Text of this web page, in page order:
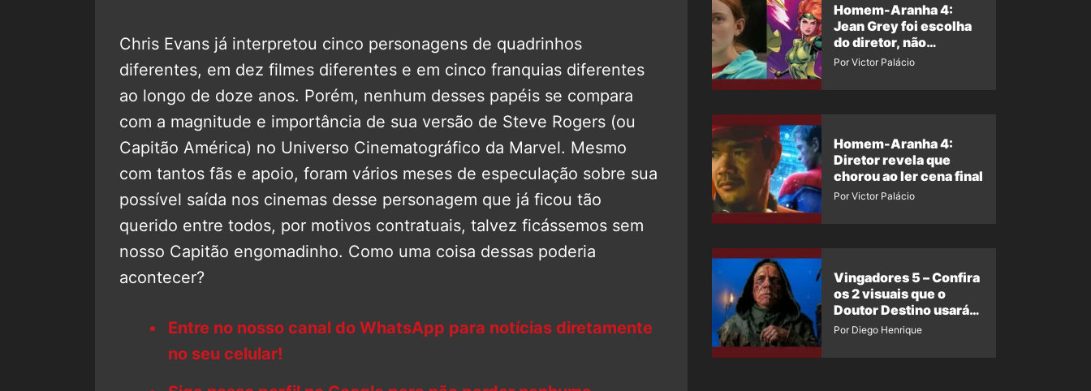
Chris Evans já interpretou cinco personagens de quadrinhos
diferentes, em dez filmes diferentes e em cinco franquias diferentes
ao longo de doze anos. Porém, nenhum desses papéis se compara
com a magnitude e importância de sua versão de Steve Rogers (ou
Capitão América) no Universo Cinematográfico da Marvel. Mesmo
com tantos fãs e apoio, foram vários meses de especulação sobre sua
possível saída nos cinemas desse personagem que já ficou tão
querido entre todos, por motivos contratuais, talvez ficássemos sem
nosso Capitão engomadinho. Como uma coisa dessas poderia
acontecer?
Entre no nosso canal do WhatsApp para notícias diretamente
no seu celular!
Homem-Aranha 4:
Jean Grey foi escolha
do diretor, não
imposição da Marvel
Por Victor Palácio
Homem-Aranha 4:
Diretor revela que
chorou ao ler cena final
Por Victor Palácio
Vingadores 5 – Confira
os 2 visuais que o
Doutor Destino usará
no filme
Por Diego Henrique